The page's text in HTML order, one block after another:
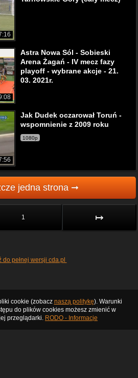
Astra Nowa Sól - Sobieski
Arena Żagań - IV mecz fazy
playoff - wybrane akcje - 21.
03. 2021r.
Jak Dudek oczarował Toruń -
wspomnienie z 2009 roku
1080p
jedna strona ➞
1 ↦
do pełnej wersji cda.pl
cookie (zobacz naszą politykę). Warunki
do plików cookies możesz zmienić w
przeglądarki. RODO - Informacje